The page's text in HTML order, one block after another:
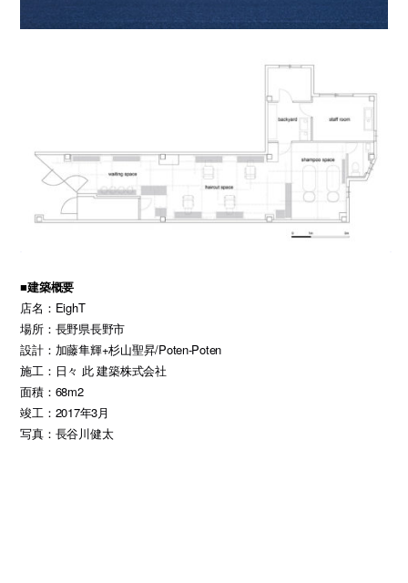
■建築概要
店名：EighT
場所：長野県長野市
設計：加藤隼輝+杉山聖昇/Poten-Poten
施工：日々 此 建築株式会社
面積：68m2
竣工：2017年3月
写真：長谷川健太